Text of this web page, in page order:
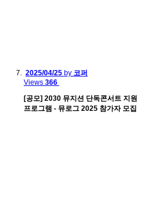
2025/04/25 by 코퍼
Views 366
[공모] 2030 뮤지션 단독콘서트 지원
프로그램 - 뮤로그 2025 참가자 모집